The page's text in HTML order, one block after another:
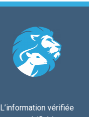
L’information vérifiée